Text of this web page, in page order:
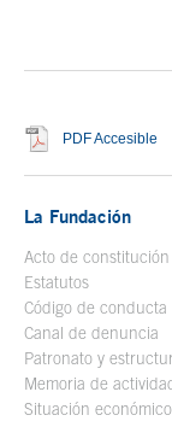
PDF Accesible
La Fundación
Acto de constitución
Estatutos
Código de conducta
Canal de denuncia
Patronato y
Memoria de
Situación